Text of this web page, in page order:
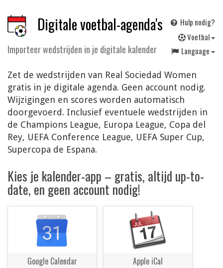
Digitale voetbal-agenda's
Importeer wedstrijden in je digitale kalender
Hulp nodig?
Voetbal
Language
Zet de wedstrijden van Real Sociedad Women
gratis in je digitale agenda. Geen account nodig.
Wijzigingen en scores worden automatisch
doorgevoerd. Inclusief eventuele wedstrijden in
de Champions League, Europa League, Copa del
Rey, UEFA Conference League, UEFA Super Cup,
Supercopa de Espana.
Kies je kalender-app – gratis, altijd up-to-
date, en geen account nodig!
Google Calendar Apple iCal